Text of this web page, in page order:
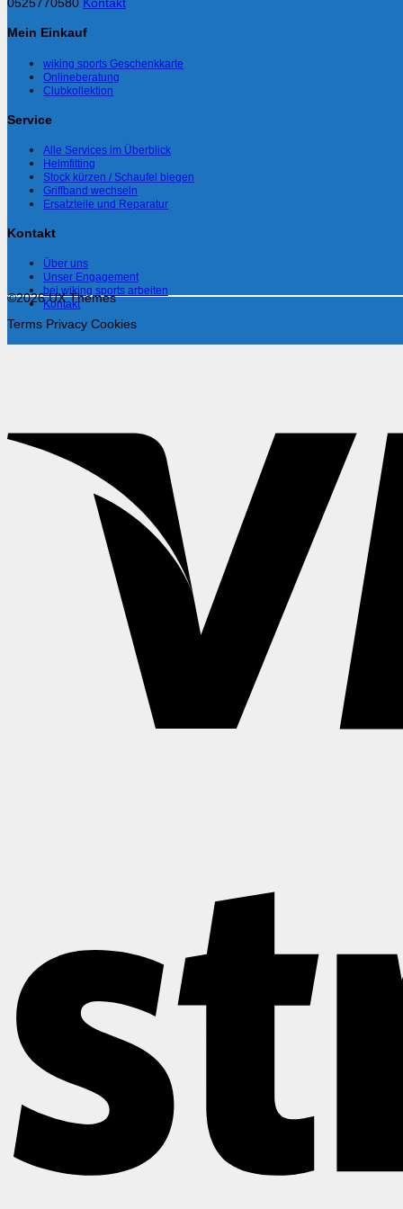
0525770580 Kontakt
Mein Einkauf
wiking sports Geschenkkarte
Onlineberatung
Clubkollektion
Service
Alle Services im Überblick
Helmfitting
Stock kürzen / Schaufel biegen
Griffband wechseln
Ersatzteile und Reparatur
Kontakt
Über uns
Unser Engagement
bei wiking sports arbeiten
Kontakt
©2026 UX Themes
Terms Privacy Cookies